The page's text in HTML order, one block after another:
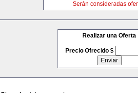
Serán consideradas
Realizar una Oferta
Precio Ofrecido $